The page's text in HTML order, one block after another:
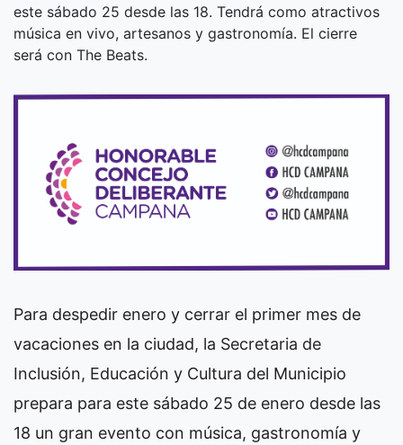
este sábado 25 desde las 18. Tendrá como atractivos
música en vivo, artesanos y gastronomía. El cierre
será con The Beats.
Para despedir enero y cerrar el primer mes de
vacaciones en la ciudad, la Secretaria de
Inclusión, Educación y Cultura del Municipio
prepara para este sábado 25 de enero desde las
18 un gran evento con música, gastronomía y